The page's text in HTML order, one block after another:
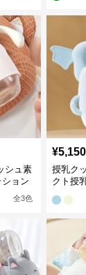
シュ素
ョン
全3色
¥5,150
授乳ク
クト授